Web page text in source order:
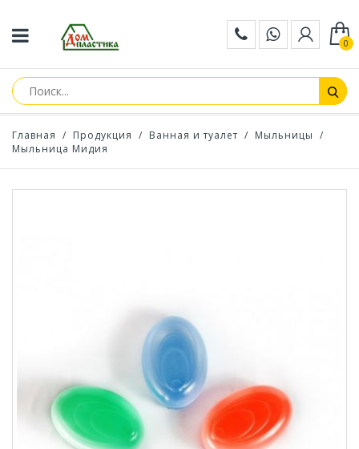
0
Главная / Продукция / Ванная и туалет / Мыльницы /
Мыльница Мидия